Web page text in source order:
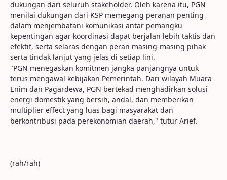
dukungan dari seluruh stakeholder. Oleh karena itu, PGN
menilai dukungan dari KSP memegang peranan penting
dalam menjembatani komunikasi antar pemangku
kepentingan agar koordinasi dapat berjalan lebih taktis dan
efektif, serta selaras dengan peran masing-masing pihak
serta tindak lanjut yang jelas di setiap lini.
"PGN menegaskan komitmen jangka panjangnya untuk
terus mengawal kebijakan Pemerintah. Dari wilayah Muara
Enim dan Pagardewa, PGN bertekad menghadirkan solusi
energi domestik yang bersih, andal, dan memberikan
multiplier effect yang luas bagi masyarakat dan
berkontribusi pada perekonomian daerah," tutur Arief.
(rah/rah)